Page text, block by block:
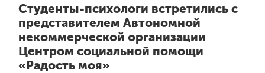
Студенты-психологи встретились с
представителем Автономной
некоммерческой организации
Центром социальной помощи
«Радость моя»